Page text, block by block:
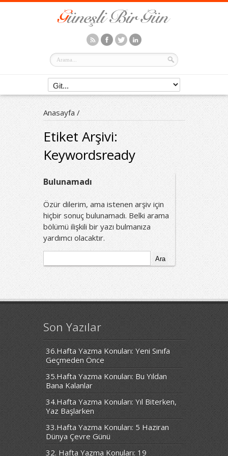
Anasayfa /
Etiket Arşivi:
Keywordsready
Bulunamadı
Özür dilerim, ama istenen arşiv için
hiçbir sonuç bulunamadı. Belki arama
bölümü ilişkili bir yazı bulmanıza
yardımcı olacaktır.
Son Yazılar
36.Hafta Yazma Konuları: Yeni Sınıfa
Geçmeden Önce
35.Hafta Yazma Konuları: Bu Yıldan
Bana Kalanlar
34.Hafta Yazma Konuları: Yıl Biterken,
Yaz Başlarken
33.Hafta Yazma Konuları: 5 Haziran
Dünya Çevre Günü
32. Hafta Yazma Konuları: 19